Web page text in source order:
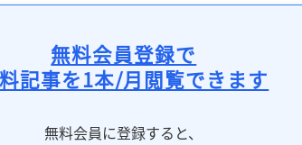
無料会員登録で
記事を1本/月閲覧できます
無料会員に登録すると、